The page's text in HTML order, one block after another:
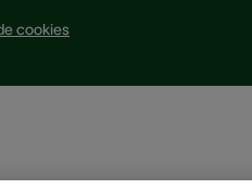
cookies